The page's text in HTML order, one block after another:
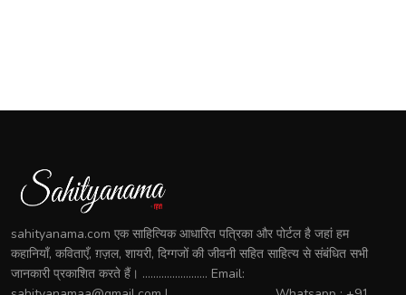
sahityanama.com एक साहित्यिक आधारित पत्रिका और पोर्टल है जहां हम
कहानियाँ, कविताएँ, ग़ज़ल, शायरी, दिग्गजों की जीवनी सहित साहित्य से संबंधित सभी
जानकारी प्रकाशित करते हैं। ........................ Email: